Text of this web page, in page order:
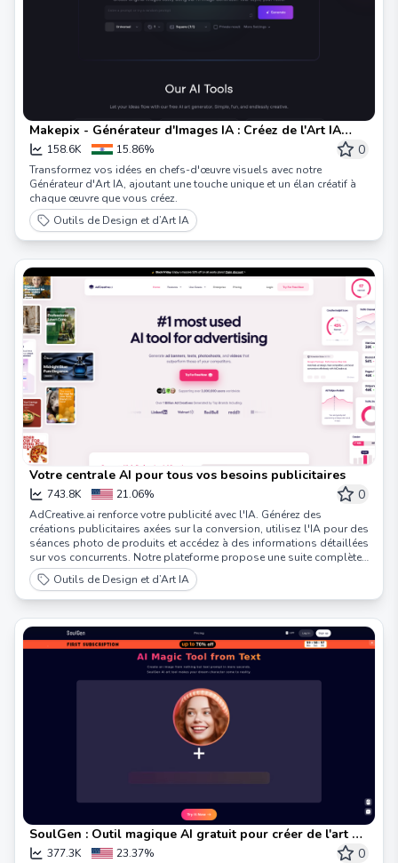
Makepix - Générateur d'Images IA : Créez de l'Art IA
gratuitement !
158.6K 15.86% 0
Transformez vos idées en chefs-d'œuvre visuels avec notre
Générateur d'Art IA, ajoutant une touche unique et un élan créatif à
chaque œuvre que vous créez.
Outils de Design et d’Art IA
Votre centrale AI pour tous vos besoins publicitaires
743.8K 21.06% 0
AdCreative.ai renforce votre publicité avec l'IA. Générez des
créations publicitaires axées sur la conversion, utilisez l'IA pour des
séances photo de produits et accédez à des informations détaillées
sur vos concurrents. Notre plateforme propose une suite complète
d'outils pour créer des textes et des visuels publicitaires percutants,
garantissant que vos campagnes se démarquent dans un marché
concurrentiel. Idéal pour les marketeurs à la recherche d'une
basées sur les données.
Outils de Design et d’Art IA
SoulGen : Outil magique AI gratuit pour créer de l'art à
partir de texte en ligne
377.3K 23.37% 0